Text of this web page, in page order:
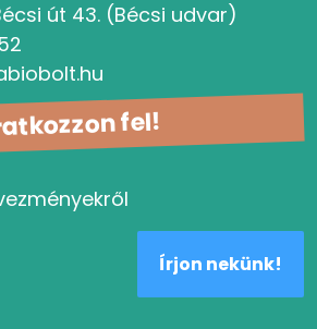
fel!
Írjon nekünk!
út 43. (Bécsi udvar)